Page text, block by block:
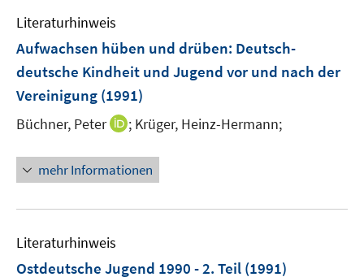
Literaturhinweis
Aufwachsen hüben und drüben: Deutsch-
deutsche Kindheit und Jugend vor und nach der
Vereinigung (1991)
Büchner, Peter
I
n
e
; Krüger, Heinz-Hermann;
mehr Informationen
Literaturhinweis
Ostdeutsche Jugend 1990 - 2. Teil (1991)